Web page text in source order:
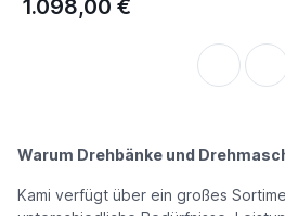
1.098,00 €
Warum Drehbänke und
Kami verfügt über ein großes